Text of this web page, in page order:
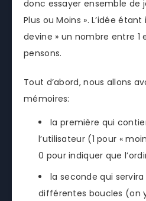
donc essayer ensemble de
Plus ou Moins ». L’idée
devine » un nombre entre 1
pensons.
Tout d’abord, nous allons
mémoires:
la première qui
l’utilisateur (1 pour «
0 pour indiquer que
la seconde qui
différentes boucles (on